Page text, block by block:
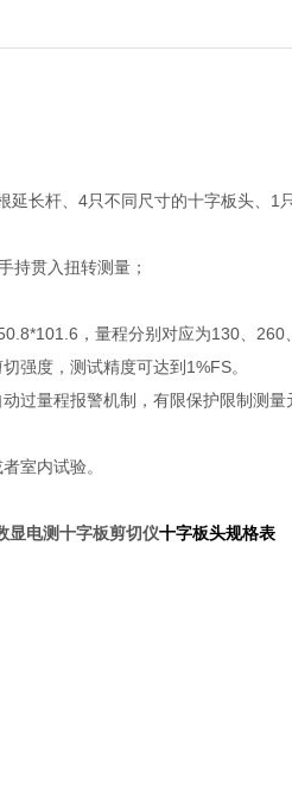
延长杆、4只不同尺寸的十字板头、1
持贯入扭转测量；
，量程分别对应为130、260
度，测试精度可达到1%FS。
量程报警机制，有限保护限制测量
室内试验。
显电测十字板剪切仪十字板头规格表